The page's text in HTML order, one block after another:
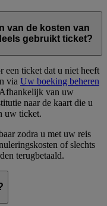
van de kosten van
gebruikt ticket?
ticket dat u niet heeft
via Uw boeking beheren
van uw
naar de kaart die u
uw ticket.
zodra u met uw reis
of slechts
terugbetaald.